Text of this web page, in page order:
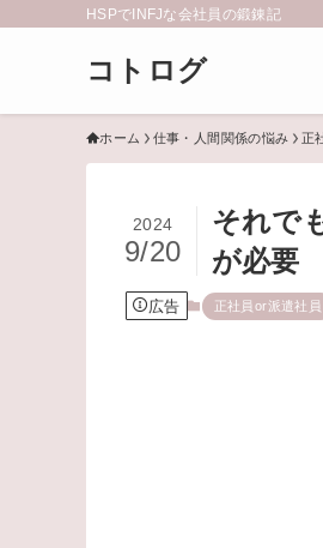
HSPでINFJな会社員の鍛錬記
コトログ
ホーム 仕事・人間関係の悩み 正
それで
が必要
2024
9/20
広告 正社員or派遣社員